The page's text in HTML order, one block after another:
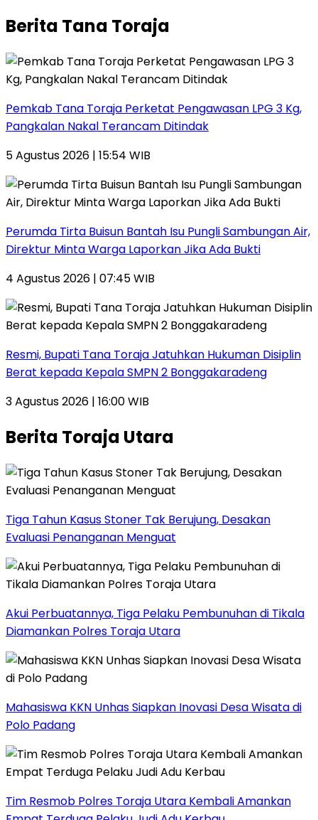
Berita Tana Toraja
Pemkab Tana Toraja Perketat Pengawasan LPG 3 Kg,
Pangkalan Nakal Terancam Ditindak
5 Agustus 2026 | 15:54 WIB
Perumda Tirta Buisun Bantah Isu Pungli Sambungan Air,
Direktur Minta Warga Laporkan Jika Ada Bukti
4 Agustus 2026 | 07:45 WIB
Resmi, Bupati Tana Toraja Jatuhkan Hukuman Disiplin
Berat kepada Kepala SMPN 2 Bonggakaradeng
3 Agustus 2026 | 16:00 WIB
Berita Toraja Utara
Tiga Tahun Kasus Stoner Tak Berujung, Desakan
Evaluasi Penanganan Menguat
Akui Perbuatannya, Tiga Pelaku Pembunuhan di Tikala
Diamankan Polres Toraja Utara
Mahasiswa KKN Unhas Siapkan Inovasi Desa Wisata di
Polo Padang
Tim Resmob Polres Toraja Utara Kembali Amankan